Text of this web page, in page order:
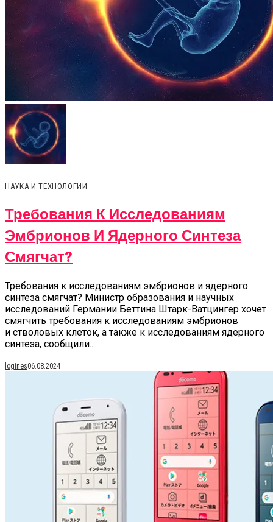
НАУКА И ТЕХНОЛОГИИ
Требования К Исследованиям
Эмбрионов И Ядерного Синтеза
Смягчат?
Требования к исследованиям эмбрионов и ядерного
синтеза смягчат? Министр образования и научных
исследований Германии Беттина Штарк-Ватцингер хочет
смягчить требования к исследованиям эмбрионов
и стволовых клеток, а также к исследованиям ядерного
синтеза, сообщили...
logines06.08.2024